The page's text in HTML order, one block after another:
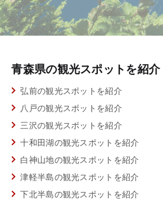
青森県の観光スポットを紹介
弘前の観光スポットを紹介
八戸の観光スポットを紹介
三沢の観光スポットを紹介
十和田湖の観光スポットを紹介
白神山地の観光スポットを紹介
津軽半島の観光スポットを紹介
下北半島の観光スポットを紹介